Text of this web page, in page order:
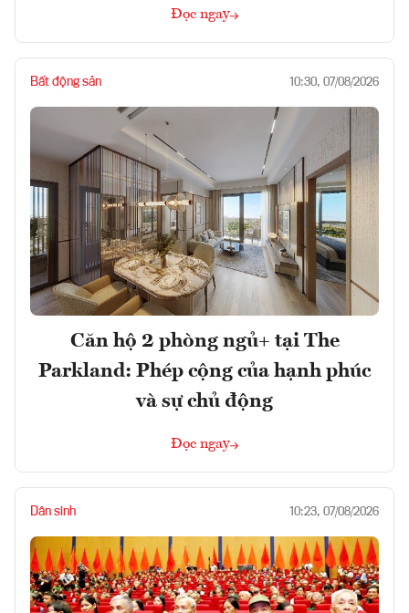
Đọc ngay
Bất động sản 10:30, 07/08/2026
Căn hộ 2 phòng ngủ+ tại The
Parkland: Phép cộng của hạnh phúc
và sự chủ động
Đọc ngay
Dân sinh 10:23, 07/08/2026